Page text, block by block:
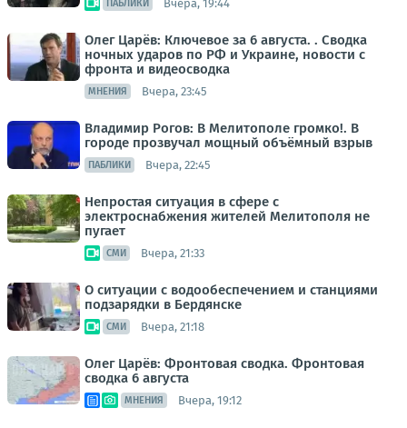
ПАБЛИКИ Вчера, 19:44
Олег Царёв: Ключевое за 6 августа. . Сводка
ночных ударов по РФ и Украине, новости с
фронта и видеосводка
МНЕНИЯ Вчера, 23:45
Владимир Рогов: В Мелитополе громко!. В
городе прозвучал мощный объёмный взрыв
ПАБЛИКИ Вчера, 22:45
Непростая ситуация в сфере с
электроснабжения жителей Мелитополя не
пугает
СМИ Вчера, 21:33
О ситуации с водообеспечением и станциями
подзарядки в Бердянске
СМИ Вчера, 21:18
Олег Царёв: Фронтовая сводка. Фронтовая
сводка 6 августа
МНЕНИЯ Вчера, 19:12